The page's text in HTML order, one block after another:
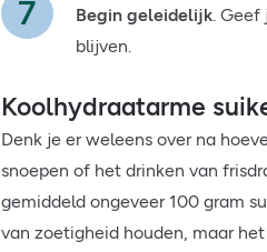
Begin geleidelijk. Geef
blijven.
Koolhydraatarme
Denk je er weleens over na
snoepen of het drinken van
gemiddeld ongeveer 100 gram
van zoetigheid houden, maar